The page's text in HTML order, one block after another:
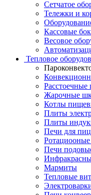
Сетчатое
Тележки и
Кассовые
Весовое
Тепловое
Жарочные
Котлы
Плиты
Плиты
Печи для
Печи
Мармиты
Тепловые